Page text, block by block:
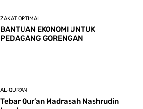
ZAKAT OPTIMAL
BANTUAN EKONOMI UNTUK
PEDAGANG GORENGAN
AL-QUR'AN
Tebar Qur’an Madrasah Nashrudin